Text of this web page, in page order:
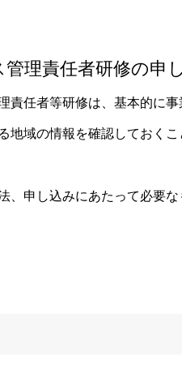
管理責任者研修の申
責任者等研修は、基本的に
地域の情報を確認しておくこ
、申し込みにあたって必要